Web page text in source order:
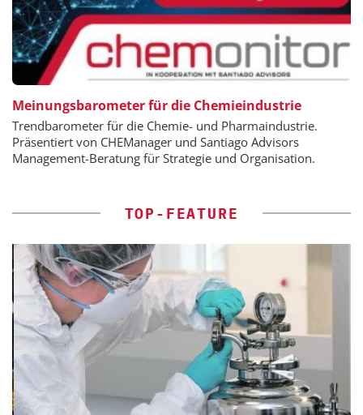
Meinungsbarometer für die Chemieindustrie
Trendbarometer für die Chemie- und Pharmaindustrie.
Präsentiert von CHEManager und Santiago Advisors
Management-Beratung für Strategie und Organisation.
TOP-FEATURE